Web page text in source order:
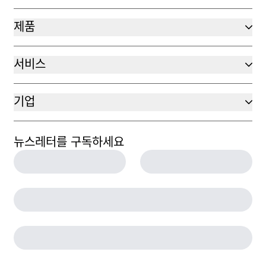
제품
서비스
기업
뉴스레터를 구독하세요